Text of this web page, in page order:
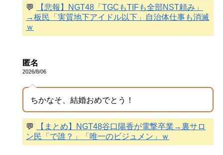
💬
【悲報】NGT48「TGCもTIFも全部NST頼み」
→板民「実質地下アイドル以下」自治体仕事も消滅
ｗ
匿名
2026/8/06
ちかなそ、結婚おめでとう！
💬
【まとめ】NGT48谷口陽香が電撃卒業→裏サロ
ン民「で誰？」「唯一のビジュメン」ｗ